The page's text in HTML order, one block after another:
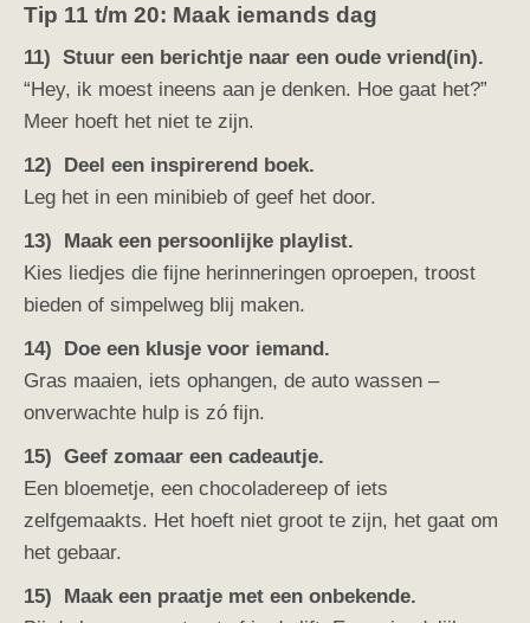
Tip 11 t/m 20: Maak iemands dag
11) Stuur een berichtje naar een oude vriend(in).
“Hey, ik moest ineens aan je denken. Hoe gaat het?”
Meer hoeft het niet te zijn.
12) Deel een inspirerend boek.
Leg het in een minibieb of geef het door.
13) Maak een persoonlijke playlist.
Kies liedjes die fijne herinneringen oproepen, troost
bieden of simpelweg blij maken.
14) Doe een klusje voor iemand.
Gras maaien, iets ophangen, de auto wassen –
onverwachte hulp is zó fijn.
15) Geef zomaar een cadeautje.
Een bloemetje, een chocoladereep of iets
zelfgemaakts. Het hoeft niet groot te zijn, het gaat om
het gebaar.
15) Maak een praatje met een onbekende.